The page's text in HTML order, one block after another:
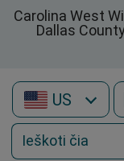
Carolina West
Dallas
US